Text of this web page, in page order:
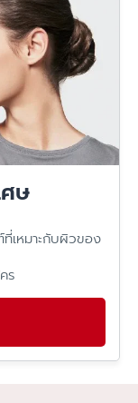
อยังโดนแดด
ร่วมด้วย
ส่วนฝ้ามักเป็น
ง?
ดดดี ระยะเวลา
เสมอ?
ะ/ถูแรง
วแดด/ต้องพักฟื้น
ญ
ละพฤติกรรมการ
?
ำให้แสบแดงลอก
ษ
เหมาะกับผิวของ
ร